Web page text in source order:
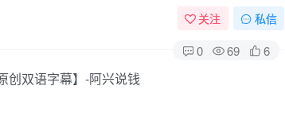
关注 私信
0 69 6